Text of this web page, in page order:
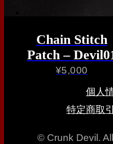
Chain Stitch
Patch –
¥5,000
個人
特定商取
© Crunk Devil.